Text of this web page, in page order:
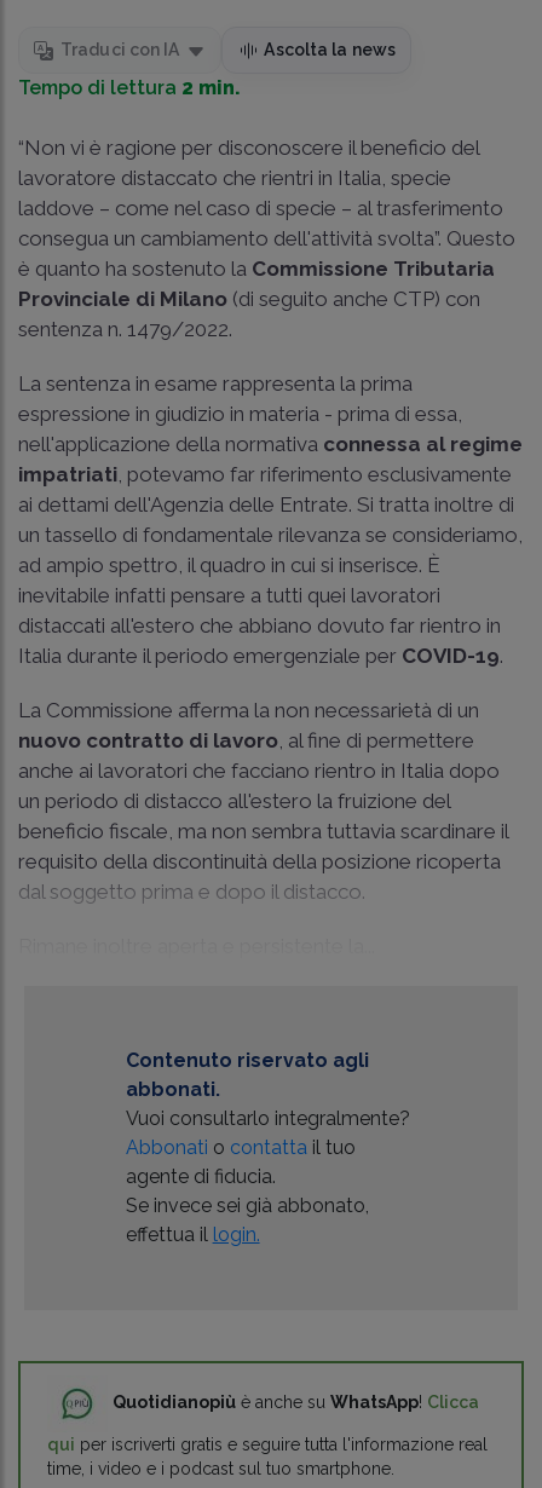
Traduci con IA Ascolta la news
Tempo di lettura 2 min.
“Non vi è ragione per disconoscere il beneficio del
lavoratore distaccato che rientri in Italia, specie
laddove – come nel caso di specie – al trasferimento
consegua un cambiamento dell'attività svolta”. Questo
è quanto ha sostenuto la Commissione Tributaria
Provinciale di Milano (di seguito anche CTP) con
sentenza n. 1479/2022.
La sentenza in esame rappresenta la prima
espressione in giudizio in materia - prima di essa,
nell'applicazione della normativa connessa al regime
impatriati, potevamo far riferimento esclusivamente
ai dettami dell'Agenzia delle Entrate. Si tratta inoltre di
un tassello di fondamentale rilevanza se consideriamo,
ad ampio spettro, il quadro in cui si inserisce. È
inevitabile infatti pensare a tutti quei lavoratori
distaccati all'estero che abbiano dovuto far rientro in
Italia durante il periodo emergenziale per COVID-19.
La Commissione afferma la non necessarietà di un
nuovo contratto di lavoro, al fine di permettere
anche ai lavoratori che facciano rientro in Italia dopo
un periodo di distacco all'estero la fruizione del
beneficio fiscale, ma non sembra tuttavia scardinare il
requisito della discontinuità della posizione ricoperta
dal soggetto prima e dopo il distacco.
Contenuto riservato agli
abbonati.
Vuoi consultarlo integralmente?
Abbonati o contattail tuo
agente di fiducia.
Se invece sei già abbonato,
effettua il login.
Quotidianopiù è anche su WhatsApp! Clicca
qui per iscriverti gratis e seguire tutta l'informazione real
time, i video e i podcast sul tuo smartphone.